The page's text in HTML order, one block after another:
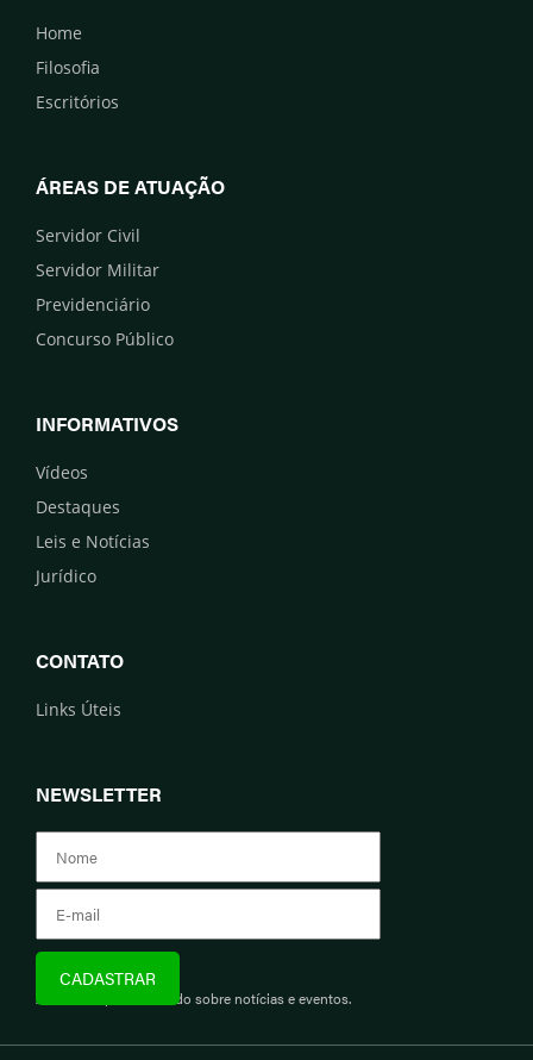
Home
Filosofia
Escritórios
ÁREAS DE ATUAÇÃO
Servidor Civil
Servidor Militar
Previdenciário
Concurso Público
INFORMATIVOS
Vídeos
Destaques
Leis e Notícias
Jurídico
CONTATO
Links Úteis
NEWSLETTER
Assine e fique informado sobre notícias e eventos.